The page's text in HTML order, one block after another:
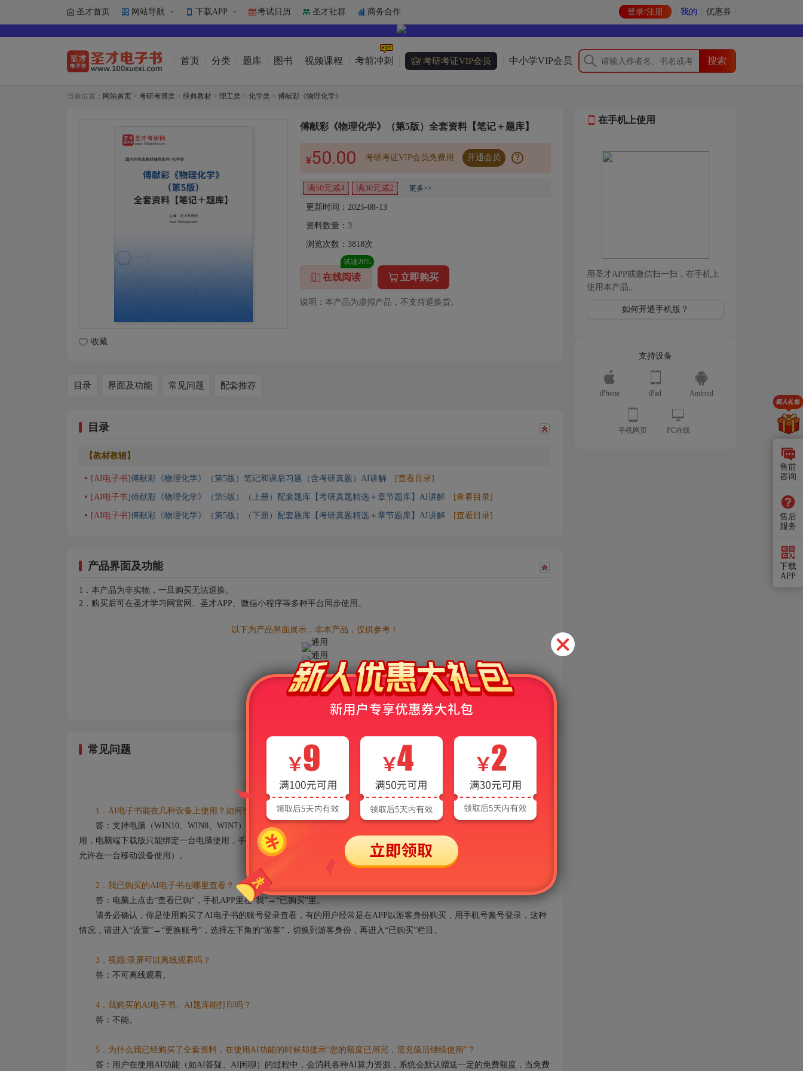
圣才首页 网站导航 下载APP 考试日历 圣才社群 商务合作 登录/注册 我的 优惠券
首页 分类 题库 图书 视频课程 考前冲刺 考研考证VIP会员 中小学VIP会员
当前位置： 网站首页 > 考研考博类 > 经典教材 > 理工类 > 化学类 > 傅献彩《物理化学》
收藏
傅献彩《物理化学》（第5版）全套资料【笔记＋题库】
¥50.00 考研考证VIP会员免费用 开通会员 ?
满50元减4 满30元减2 更多>>
更新时间：2025-08-13
资料数量： 3
浏览次数： 3818次
在线阅读
试读20%
立即购买
说明：本产品为虚拟产品，不支持退换货。
目录 界面及功能 常见问题 配套推荐
目录
【教材教辅】
[AI电子书]傅献彩《物理化学》（第5版）笔记和课后习题（含考研真题）AI讲解 [查看目录]
[AI电子书]傅献彩《物理化学》（第5版）（上册）配套题库【考研真题精选＋章节题库】AI讲解 [查看目录]
[AI电子书]傅献彩《物理化学》（第5版）（下册）配套题库【考研真题精选＋章节题库】AI讲解 [查看目录]
产品界面及功能
1．本产品为非实物，一旦购买无法退换。
2．购买后可在圣才学习网官网、圣才APP、微信小程序等多种平台同步使用。
以下为产品界面展示，非本产品，仅供参考！
常见问题
AI电子书常见问题
1．AI电子书能在几种设备上使用？如何使用？
答：支持电脑（WIN10、WIN8、WIN7）、手机、平板等多端同步使用。电脑端在线版在圣才学习网及旗下网站登录即可使
用，电脑端下载版只能绑定一台电脑使用，手机端及平板等移动设备下载安装圣才APP并登录即可使用（同一时间同一个账号只
允许在一台移动设备使用）。
2．我已购买的AI电子书在哪里查看？
答：电脑上点击“查看已购”，手机APP里在“我”→“已购买”里。
请务必确认，你是使用购买了AI电子书的账号登录查看，有的用户经常是在APP以游客身份购买，用手机号账号登录，这种
情况，请进入“设置”→“更换账号”，选择左下角的“游客”，切换到游客身份，再进入“已购买”栏目。
3．视频/录屏可以离线观看吗？
答：不可离线观看。
4．我购买的AI电子书、AI题库能打印吗？
答：不能。
5．为什么我已经购买了全套资料，在使用AI功能的时候却提示“您的额度已用完，需充值后继续使用”？
答：用户在使用AI功能（如AI答疑、AI闲聊）的过程中，会消耗各种AI算力资源，系统会默认赠送一定的免费额度，当免费
在手机上使用
用圣才APP或微信扫一扫，在手机上
使用本产品。
如何开通手机版？
支持设备
iPhone iPad Android
手机网页 PC在线
售前
咨询
售后
服务
下载
APP